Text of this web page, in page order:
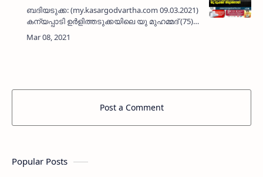
ബദിയടുക്ക: (my.kasargodvartha.com 09.03.2021)
കന്യപ്പാടി ഉര്‍ളിത്തടുക്കയിലെ യു മുഹമ്മദ് (75)
നിര്യാതനായി. തിങ്കളാഴ്ച വൈകീട്ടാണ് മരണം
സംഭവിച്ചത്. അസുഖബാധിതനായി
Post a Comment
Popular Posts